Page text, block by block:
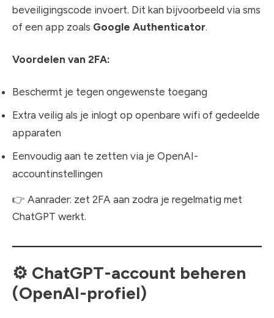
beveiligingscode invoert. Dit kan bijvoorbeeld via sms
of een app zoals Google Authenticator.
Voordelen van 2FA:
Beschermt je tegen ongewenste toegang
Extra veilig als je inlogt op openbare wifi of gedeelde
apparaten
Eenvoudig aan te zetten via je OpenAI-
accountinstellingen
👉 Aanrader: zet 2FA aan zodra je regelmatig met
ChatGPT werkt.
⚙️ ChatGPT-account beheren
(OpenAI-profiel)